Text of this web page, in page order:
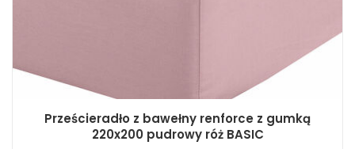
Prześcieradło z bawełny renforce z gumką
220x200 pudrowy róż BASIC